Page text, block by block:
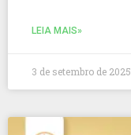
LEIA MAIS»
3 de setembro de 2025